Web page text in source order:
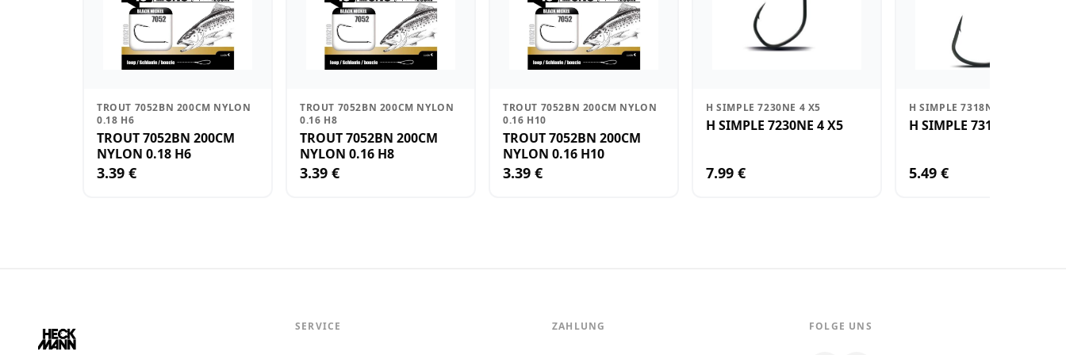
TROUT 7052BN 200CM NYLON
0.18 H6
TROUT 7052BN 200CM
NYLON 0.18 H6
3.39 €
TROUT 7052BN 200CM NYLON
0.16 H8
TROUT 7052BN 200CM
NYLON 0.16 H8
3.39 €
TROUT 7052BN 200CM NYLON
0.16 H10
TROUT 7052BN 200CM
NYLON 0.16 H10
3.39 €
H SIMPLE 7230NE 4 X5
H SIMPLE 7230NE 4 X5
7.99 €
H SIMPLE 7318NE 4 X6
H SIMPLE 7318NE 4 X6
5.49 €
SERVICE ZAHLUNG FOLGE UNS